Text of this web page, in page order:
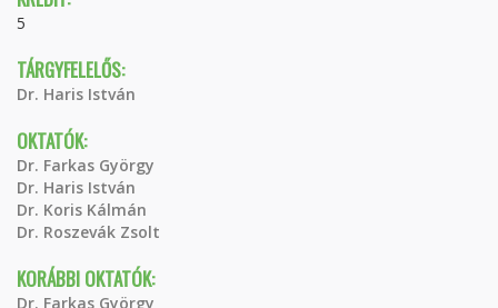
5
TÁRGYFELELŐS:
Dr. Haris István
OKTATÓK:
Dr. Farkas György
Dr. Haris István
Dr. Koris Kálmán
Dr. Roszevák Zsolt
KORÁBBI OKTATÓK:
Dr. Farkas György